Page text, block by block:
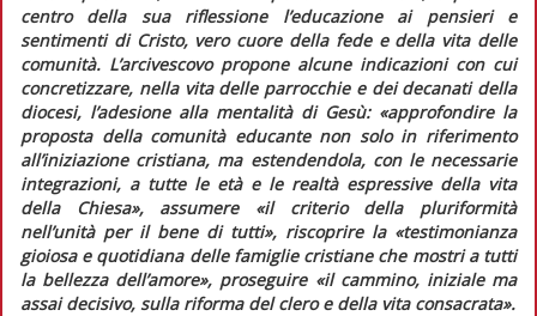
centro della sua riflessione l’educazione ai pensieri e
sentimenti di Cristo, vero cuore della fede e della vita delle
comunità. L’arcivescovo propone alcune indicazioni con cui
concretizzare, nella vita delle parrocchie e dei decanati della
diocesi, l’adesione alla mentalità di Gesù: «approfondire la
proposta della comunità educantenon solo in riferimento
all’iniziazione cristiana, ma estendendola, con le necessarie
integrazioni, a tutte le età e le realtà espressive della vita
della Chiesa», assumere «il criterio della pluriformità
nell’unitàper il bene di tutti», riscoprire la «testimonianza
gioiosa e quotidiana delle famiglie cristiane che mostri a tutti
la bellezza dell’amore», proseguire «il cammino, iniziale ma
assai decisivo, sulla riforma del clero e della vita consacrata».